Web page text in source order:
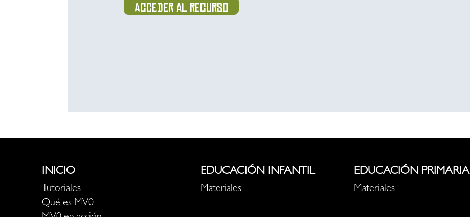
Acceder al recurso
INICIO
Tutoriales
Qué es MV0
EDUCACIÓN INFANTIL
Materiales
EDUCACIÓN PRIMARIA
Materiales